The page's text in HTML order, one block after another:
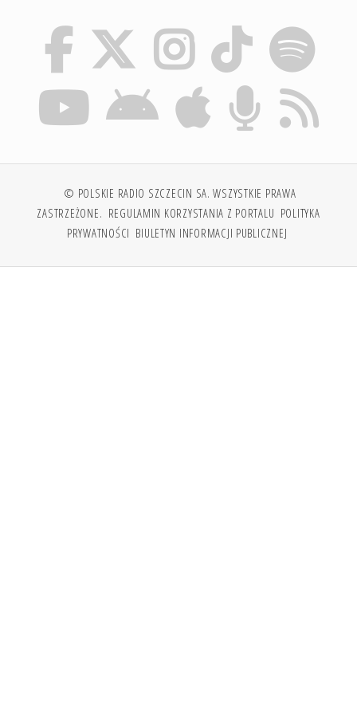
© POLSKIE RADIO SZCZECIN SA. WSZYSTKIE PRAWA
ZASTRZEŻONE. REGULAMIN KORZYSTANIA Z PORTALU POLITYKA
PRYWATNOŚCI BIULETYN INFORMACJI PUBLICZNEJ